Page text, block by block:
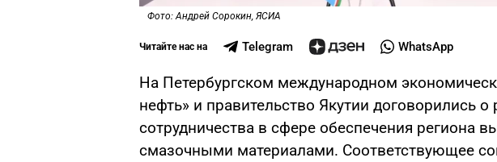
Фото: Андрей Сорокин, ЯСИА
Читайте нас на Telegram WhatsApp
На Петербургском международном
нефть» и правительство Якутии договорились
сотрудничества в сфере обеспечения региона
смазочными материалами. Соответствующее